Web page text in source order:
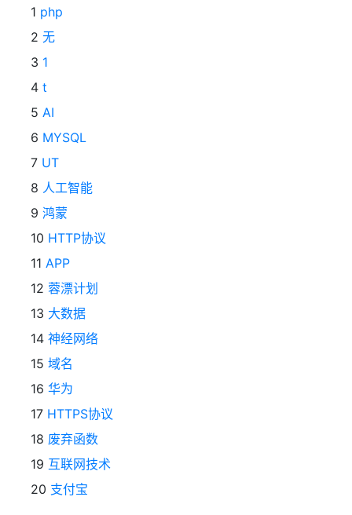
1 php
2 无
3 1
4 t
5 AI
6 MYSQL
7 UT
8 人工智能
9 鸿蒙
10 HTTP协议
11 APP
12 蓉漂计划
13 大数据
14 神经网络
15 域名
16 华为
17 HTTPS协议
18 废弃函数
19 互联网技术
20 支付宝